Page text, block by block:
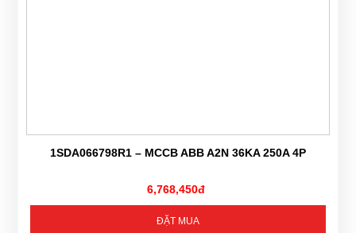
1SDA066798R1 – MCCB ABB A2N 36KA 250A 4P
6,768,450đ
ĐẶT MUA